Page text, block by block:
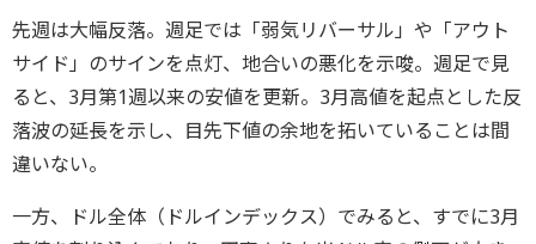
先週は大幅反落。週足では「弱気リバーサル」や「アウト
サイド」のサインを点灯、地合いの悪化を示唆。週足で見
ると、3月第1週以来の安値を更新。3月高値を起点とした反
落波の延長を示し、目先下値の余地を拓いていることは間
違いない。
一方、ドル全体（ドルインデックス）でみると、すでに3月